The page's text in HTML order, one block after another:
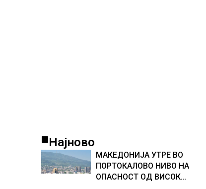
Најново
МАКЕДОНИЈА УТРЕ ВО
ПОРТОКАЛОВО НИВО НА
ОПАСНОСТ ОД ВИСОКИ